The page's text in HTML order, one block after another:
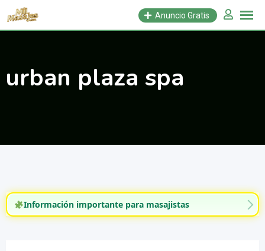
Saltar
Anuncio Gratis
urban plaza spa
Información importante para masajistas